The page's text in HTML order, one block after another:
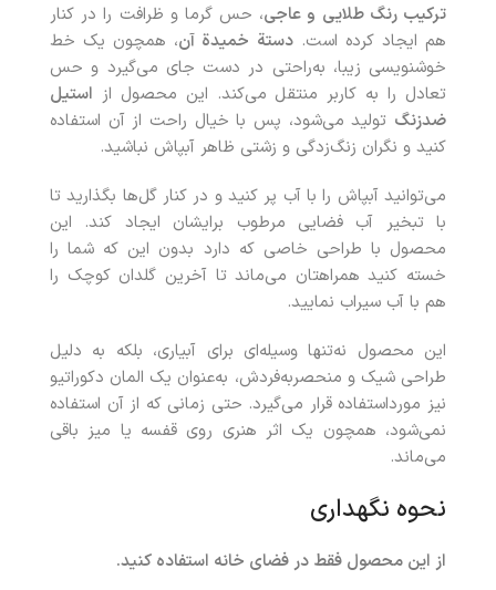
ترکیب رنگ طلایی و عاجی، حس گرما و ظرافت را در کنار
هم ایجاد کرده است.دستة خمیدة آن، همچون یک خط
خوشنویسی زیبا، به‌راحتی در دست جای می‌گیرد و حس
تعادل را به کاربر منتقل می‌کند. این محصول از استیل
ضدزنگ تولید می‌شود، پس با خیال راحت از آن استفاده
کنید و نگران زنگ‌زدگی و زشتی ظاهر آبپاش نباشید.
می‌توانید آبپاش را با آب پر کنید و در کنار گل‌ها بگذارید تا
با تبخیر آب فضایی مرطوب برایشان ایجاد کند. این
محصول با طراحی خاصی که دارد بدون این که شما را
خسته کنید همراهتان می‌ماند تا آخرین گلدان کوچک را
هم با آب سیراب نمایید.
این محصول نه‌تنها وسیله‌ای برای آبیاری، بلکه به دلیل
طراحی شیک و منحصر‌به‌فردش، به‌عنوان یک المان دکوراتیو
نیز مورداستفاده قرار می‌گیرد. حتی زمانی که از آن استفاده
نمی‌شود، همچون یک اثر هنری روی قفسه یا میز باقی
می‌ماند.
نحوه نگهداری
از این محصول فقط در فضای خانه استفاده کنید.